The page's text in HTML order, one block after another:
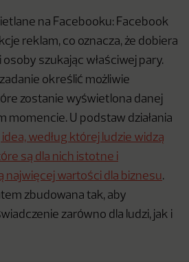
na Facebooku: Facebook
reklam, co oznacza, że dobiera
szukając właściwej pary.
określić możliwie
zostanie wyświetlona danej
U podstaw działania
według której ludzie widzą
są dla nich istotne i
najwięcej wartości dla biznesu.
zbudowana tak, aby
zarówno dla ludzi, jak i